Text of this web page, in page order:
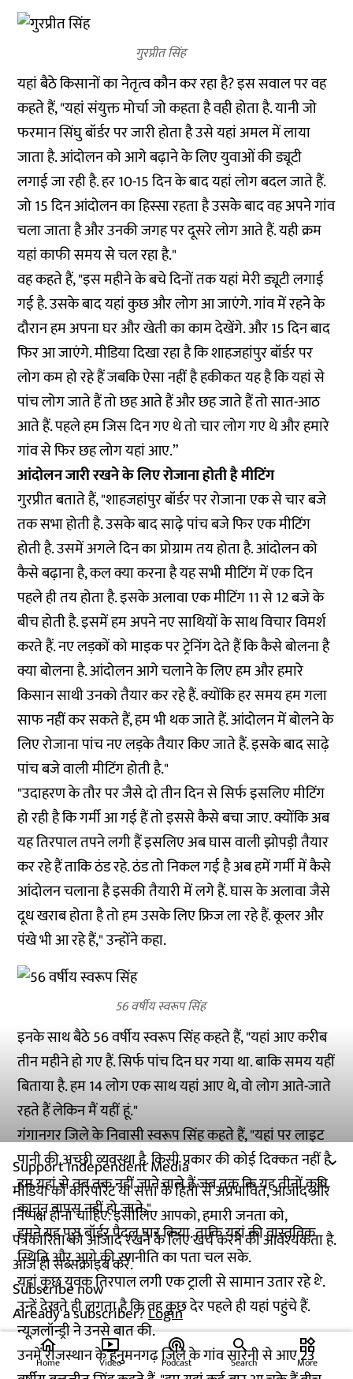
Support Independent Media
मीडिया को कॉरपोरेट या सत्ता के हितों से अप्रभावित, आजाद और
निष्पक्ष होना चाहिए. इसीलिए आपको, हमारी जनता को,
पत्रकारिता को आजाद रखने के लिए खर्च करने की आवश्यकता है.
आज ही सब्सक्राइब करें.
Subscribe now
Already a subscriber?Login
गुरप्रीत सिंह
यहां बैठे किसानों का नेतृत्व कौन कर रहा है? इस सवाल पर वह
कहते हैं, "यहां संयुक्त मोर्चा जो कहता है वही होता है. यानी जो
फरमान सिंघु बॉर्डर पर जारी होता है उसे यहां अमल में लाया
जाता है. आंदोलन को आगे बढ़ाने के लिए युवाओं की ड्यूटी
लगाई जा रही है. हर 10-15 दिन के बाद यहां लोग बदल जाते हैं.
जो 15 दिन आंदोलन का हिस्सा रहता है उसके बाद वह अपने गांव
चला जाता है और उनकी जगह पर दूसरे लोग आते हैं. यही क्रम
यहां काफी समय से चल रहा है."
वह कहते हैं, "इस महीने के बचे दिनों तक यहां मेरी ड्यूटी लगाई
गई है. उसके बाद यहां कुछ और लोग आ जाएंगे. गांव में रहने के
दौरान हम अपना घर और खेती का काम देखेंगे. और 15 दिन बाद
फिर आ जाएंगे. मीडिया दिखा रहा है कि शाहजहांपुर बॉर्डर पर
लोग कम हो रहे हैं जबकि ऐसा नहीं है हकीकत यह है कि यहां से
पांच लोग जाते हैं तो छह आते हैं और छह जाते हैं तो सात-आठ
आते हैं. पहले हम जिस दिन गए थे तो चार लोग गए थे और हमारे
गांव से फिर छह लोग यहां आए.”
आंदोलन जारी रखने के लिए रोजाना होती है मीटिंग
गुरप्रीत बताते हैं, "शाहजहांपुर बॉर्डर पर रोजाना एक से चार बजे
तक सभा होती है. उसके बाद साढ़े पांच बजे फिर एक मीटिंग
होती है. उसमें अगले दिन का प्रोग्राम तय होता है. आंदोलन को
कैसे बढ़ाना है, कल क्या करना है यह सभी मीटिंग में एक दिन
पहले ही तय होता है. इसके अलावा एक मीटिंग 11 से 12 बजे के
बीच होती है. इसमें हम अपने नए साथियों के साथ विचार विमर्श
करते हैं. नए लड़कों को माइक पर ट्रेनिंग देते हैं कि कैसे बोलना है
क्या बोलना है. आंदोलन आगे चलाने के लिए हम और हमारे
किसान साथी उनको तैयार कर रहे हैं. क्योंकि हर समय हम गला
साफ नहीं कर सकते हैं, हम भी थक जाते हैं. आंदोलन में बोलने के
लिए रोजाना पांच नए लड़के तैयार किए जाते हैं. इसके बाद साढ़े
पांच बजे वाली मीटिंग होती है."
"उदाहरण के तौर पर जैसे दो तीन दिन से सिर्फ इसलिए मीटिंग
हो रही है कि गर्मी आ गई हैं तो इससे कैसे बचा जाए. क्योंकि अब
यह तिरपाल तपने लगी हैं इसलिए अब घास वाली झोपड़ी तैयार
कर रहे हैं ताकि ठंड रहे. ठंड तो निकल गई है अब हमें गर्मी में कैसे
आंदोलन चलाना है इसकी तैयारी में लगे हैं. घास के अलावा जैसे
दूध खराब होता है तो हम उसके लिए फ्रिज ला रहे हैं. कूलर और
पंखे भी आ रहे हैं," उन्होंने कहा.
56 वर्षीय स्वरूप सिंह
इनके साथ बैठे 56 वर्षीय स्वरूप सिंह कहते हैं, "यहां आए करीब
तीन महीने हो गए हैं. सिर्फ पांच दिन घर गया था. बाकि समय यहीं
बिताया है. हम 14 लोग एक साथ यहां आए थे, वो लोग आते-जाते
रहते हैं लेकिन मैं यहीं हूं."
गंगानगर जिले के निवासी स्वरूप सिंह कहते हैं, "यहां पर लाइट
पानी की अच्छी व्यवस्था है. किसी प्रकार की कोई दिक्कत नहीं है.
हम यहां से तब तक नहीं जाने वाले हैं जब तक कि यह तीनों कृषि
कानून वापस नहीं हो जाते."
हमने यह पूरा बॉर्डर पैदल पार किया. ताकि यहां की वास्तविक
स्थिति और आगे की रणनीति का पता चल सके.
यहां कुछ युवक तिरपाल लगी एक ट्राली से सामान उतार रहे थे.
उन्हें देखते ही लगता है कि वह कुछ देर पहले ही यहां पहुंचे हैं.
न्यूज़लॉन्ड्री ने उनसे बात की.
उनमें राजस्थान के हनुमनगढ़ जिले के गांव सारनी से आए 23
home
Home
ondemand_video
Video
podcasts
Podcast Search
widgets
More